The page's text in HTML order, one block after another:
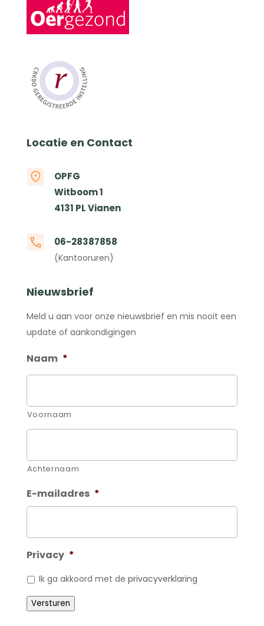
Locatie en Contact
OPFG
Witboom 1
4131 PL Vianen
06-28387858
(Kantooruren)
Nieuwsbrief
Meld u aan voor onze nieuwsbrief en mis nooit een
update of aankondigingen
Naam *
Voornaam
Achternaam
E-mailadres *
Privacy *
Ik ga akkoord met de privacyverklaring
Versturen